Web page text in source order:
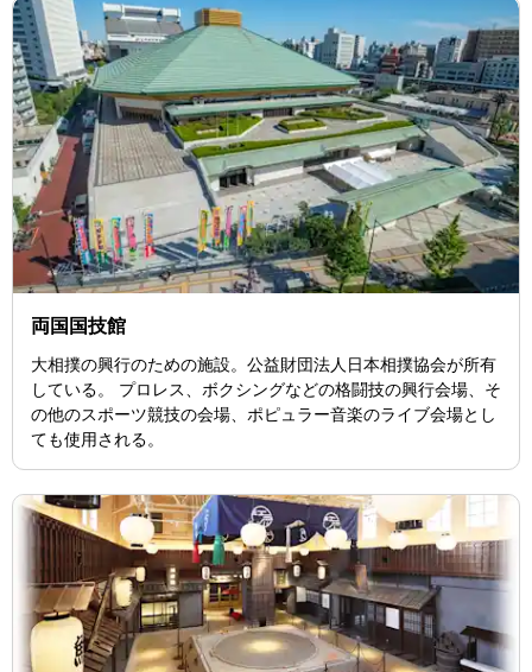
両国国技館
大相撲の興行のための施設。公益財団法人日本相撲協会が所有
している。 プロレス、ボクシングなどの格闘技の興行会場、そ
の他のスポーツ競技の会場、ポピュラー音楽のライブ会場とし
ても使用される。